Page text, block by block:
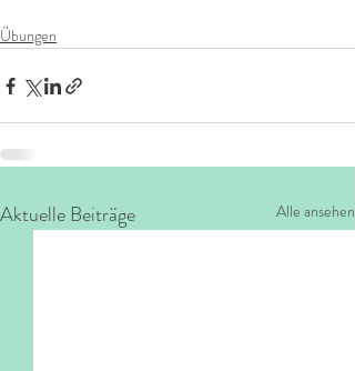
Übungen
Aktuelle Beiträge Alle ansehen